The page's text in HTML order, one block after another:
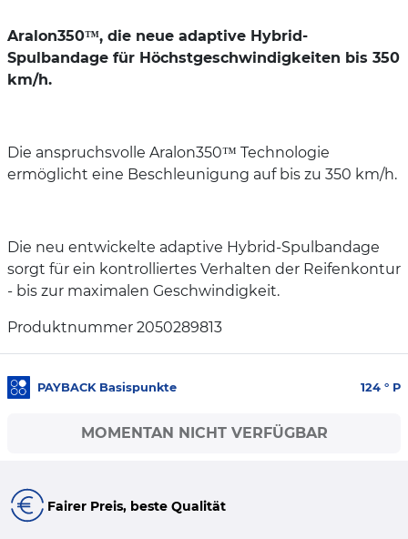
Aralon350™, die neue adaptive Hybrid-
Spulbandage für Höchstgeschwindigkeiten bis 350
km/h.
Die anspruchsvolle Aralon350™ Technologie
ermöglicht eine Beschleunigung auf bis zu 350 km/h.
Die neu entwickelte adaptive Hybrid-Spulbandage
sorgt für ein kontrolliertes Verhalten der Reifenkontur
- bis zur maximalen Geschwindigkeit.
Produktnummer 2050289813
PAYBACK Basispunkte 124 ° P
MOMENTAN NICHT VERFÜGBAR
Fairer Preis, beste Qualität